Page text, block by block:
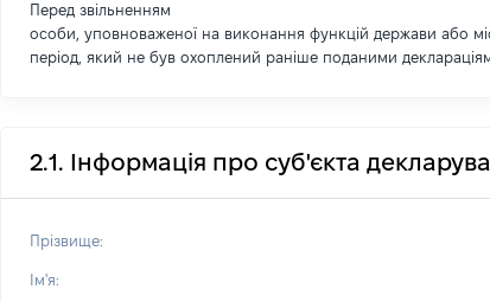
Перед звільненням
особи, уповноваженої на виконання функцій держави або
період, який не був охоплений раніше поданими
2.1. Інформація про суб'єкта
Прізвище:
Ім'я: